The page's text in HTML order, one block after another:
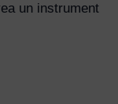
un instrument